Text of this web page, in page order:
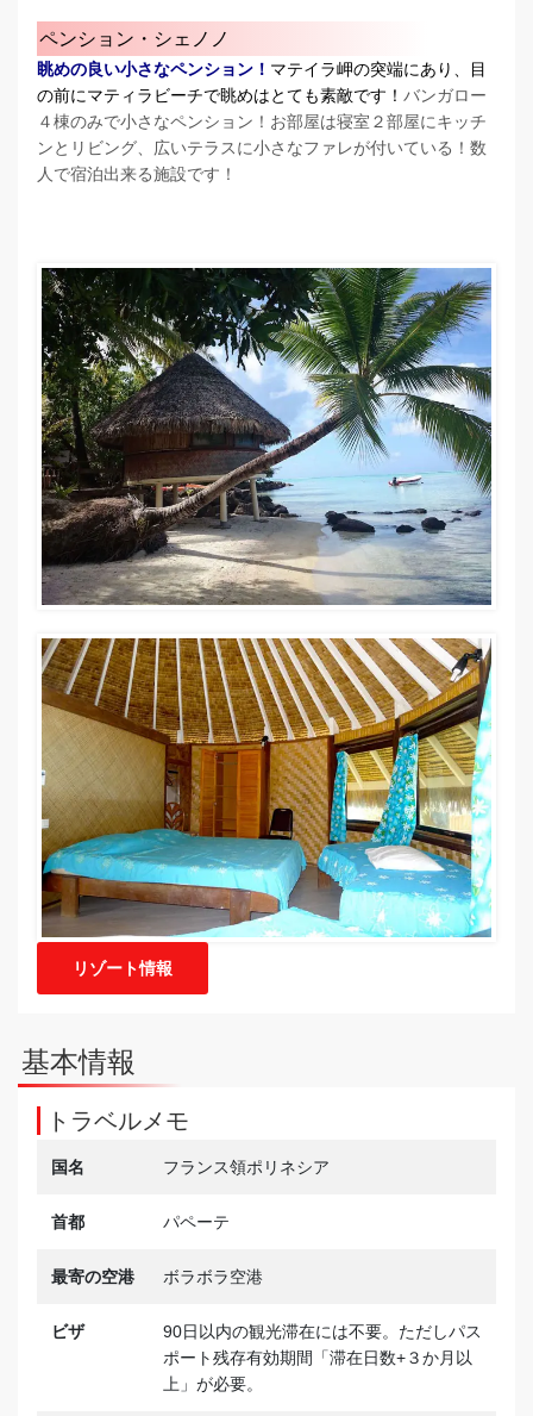
ペンション・シェノノ
眺めの良い小さなペンション！ マテイラ岬の突端にあり、目
の前にマティラビーチで眺めはとても素敵です！ バンガロー
４棟のみで小さなペンション！お部屋は寝室２部屋にキッチ
ンとリビング、広いテラスに小さなファレが付いている！数
人で宿泊出来る施設です！
リゾート情報
基本情報
トラベルメモ
国名 フランス領ポリネシア
首都 パペーテ
最寄の空港 ボラボラ空港
ビザ
90日以内の観光滞在には不要。ただしパス
ポート残存有効期間「滞在日数+３か月以
上」が必要。